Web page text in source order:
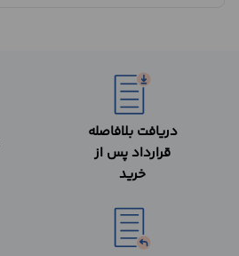
دریافت بلافاصله
قرارداد پس از
خرید